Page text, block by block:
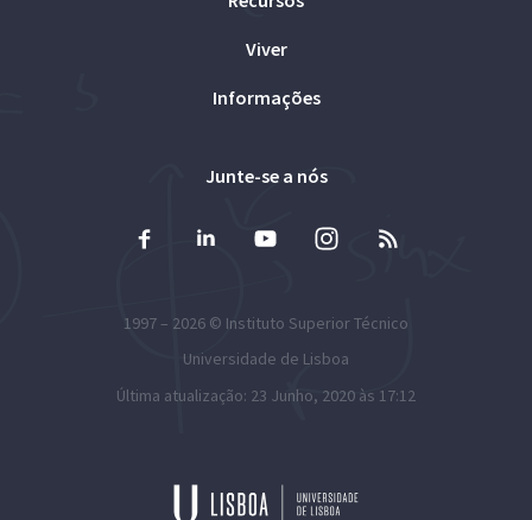
Viver
Informações
Junte-se a nós
1997 – 2026 © Instituto Superior Técnico
Universidade de Lisboa
Última atualização: 23 Junho, 2020 às 17:12